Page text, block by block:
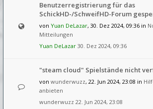
Benutzerregistrierung für das
SchickHD-/SchweifHD-Forum
von Yuan DeLazar, 30. Dez 2024, 09:36 in
Mitteilungen
Yuan DeLazar 30. Dez 2024, 09:36
"steam cloud" Spielstände nicht
von wunderwuzz, 22. Jun 2024, 23:08 in
anbieten
wunderwuzz 22. Jun 2024, 23:08